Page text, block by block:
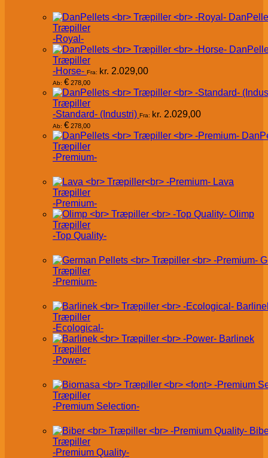
Træpiller
-Royal-
Træpiller
-Horse- Fra: kr. 2.029,00
Ab: € 278,00
Træpiller
-Standard- (Industri) Fra: kr. 2.029,00
Ab: € 278,00
Træpiller
-Premium-
Lava
Træpiller
-Premium-
Olimp
Træpiller
-Top Quality-
Træpiller
-Premium-
Træpiller
-Ecological-
Barlinek
Træpiller
-Power-
Træpiller
-Premium Selection-
Træpiller
-Premium Quality-